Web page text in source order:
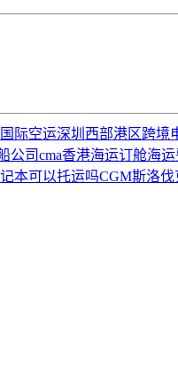
国际空运深圳西部港区跨境
公司cma香港海运订舱海
本可以托运吗CGM斯洛伐